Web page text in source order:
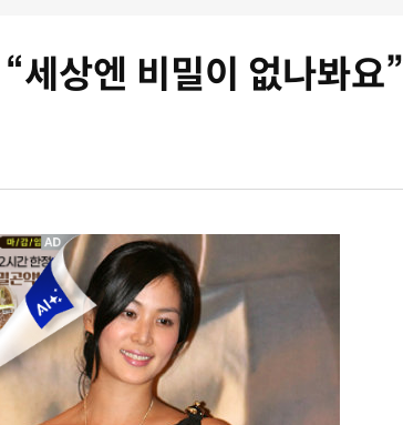
세상엔 비밀이 없나봐요”